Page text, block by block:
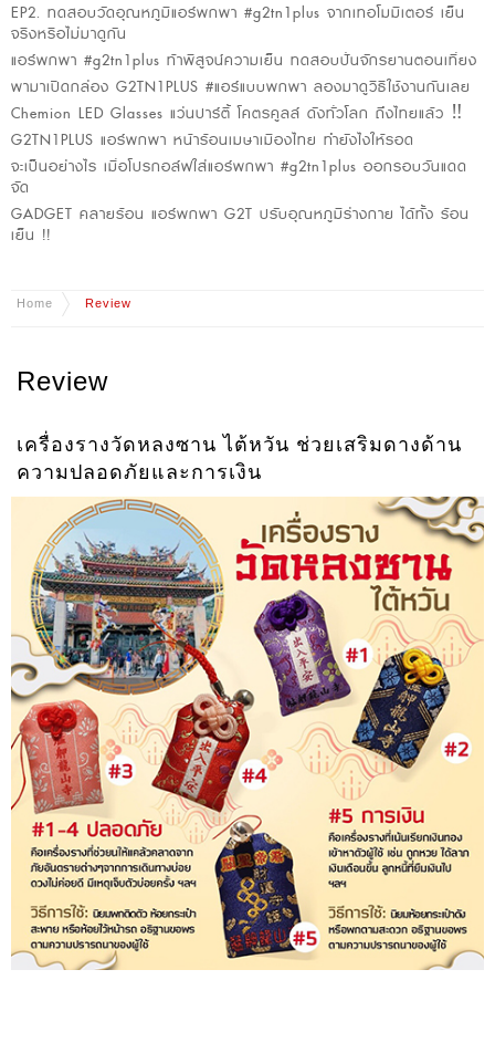
EP2. ทดสอบวัดอุณหภูมิแอร์พกพา #g2tn1plus จากเทอโมมิเตอร์ เย็น
จริงหรือไม่มาดูกัน
แอร์พกพา #g2tn1plus ท้าพิสูจน์ความเย็น ทดสอบปั่นจักรยานตอนเที่ยง
พามาเปิดกล่อง G2TN1PLUS #แอร์แบบพกพา ลองมาดูวิธีใช้งานกันเลย
Chemion LED Glasses แว่นปาร์ตี้ โคตรคูลล์ ดังทั่วโลก ถึงไทยแล้ว ‼️
G2TN1PLUS แอร์พกพา หน้าร้อนเมษาเมืองไทย ทำยังไงให้รอด
จะเป็นอย่างไร เมื่อโปรกอล์ฟใส่แอร์พกพา #g2tn1plus ออกรอบวันแดด
จัด
GADGET คลายร้อน แอร์พกพา G2T ปรับอุณหภูมิร่างกาย ได้ทั้ง ร้อน
เย็น !!
Home Review
Review
เครื่องรางวัดหลงซาน ไต้หวัน ช่วยเสริมดางด้าน
ความปลอดภัยและการเงิน